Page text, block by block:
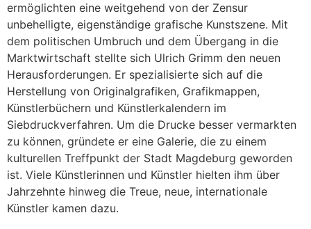
ermöglichten eine weitgehend von der Zensur
unbehelligte, eigenständige grafische Kunstszene. Mit
dem politischen Umbruch und dem Übergang in die
Marktwirtschaft stellte sich Ulrich Grimm den neuen
Herausforderungen. Er spezialisierte sich auf die
Herstellung von Originalgrafiken, Grafikmappen,
Künstlerbüchern und Künstlerkalendern im
Siebdruckverfahren. Um die Drucke besser vermarkten
zu können, gründete er eine Galerie, die zu einem
kulturellen Treffpunkt der Stadt Magdeburg geworden
ist. Viele Künstlerinnen und Künstler hielten ihm über
Jahrzehnte hinweg die Treue, neue, internationale
Künstler kamen dazu.